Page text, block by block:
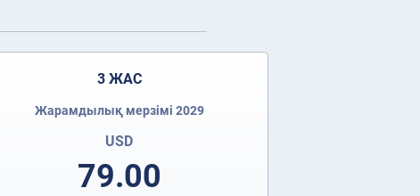
3 ЖАС
Жарамдылық мерзімі 2029
USD
79.00